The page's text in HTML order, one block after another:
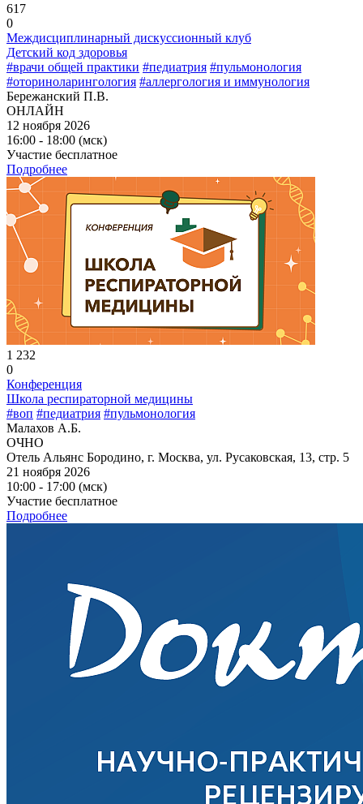
617
0
Междисциплинарный дискуссионный клуб
Детский код здоровья
#врачи общей практики #педиатрия #пульмонология
#оториноларингология #аллергология и иммунология
Бережанский П.В.
ОНЛАЙН
12 ноября 2026
16:00 - 18:00 (мск)
Участие бесплатное
Подробнее
1 232
0
Конференция
Школа респираторной медицины
#воп #педиатрия #пульмонология
Малахов А.Б.
ОЧНО
Отель Альянс Бородино, г. Москва, ул. Русаковская, 13, стр. 5
21 ноября 2026
10:00 - 17:00 (мск)
Участие бесплатное
Подробнее